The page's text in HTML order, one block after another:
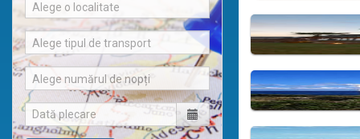
Alege o localitate
Alege tipul de transport
Alege numărul de nopți